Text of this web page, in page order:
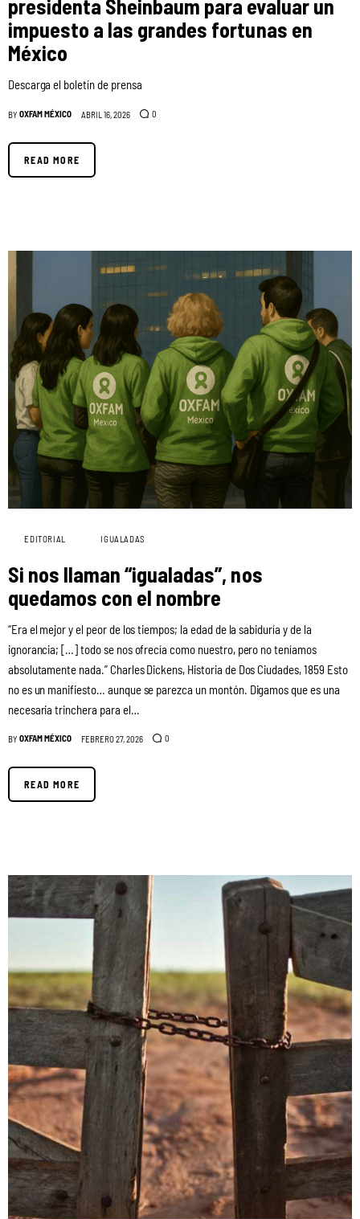
presidenta Sheinbaum para evaluar un
impuesto a las grandes fortunas en
México
Descarga el boletín de prensa
BY OXFAM MÉXICO ABRIL 16, 2026 0
READ MORE
EDITORIAL IGUALADAS
Si nos llaman “igualadas”, nos
quedamos con el nombre
“Era el mejor y el peor de los tiempos; la edad de la sabiduría y de la
ignorancia; […] todo se nos ofrecía como nuestro, pero no teníamos
absolutamente nada.” Charles Dickens, Historia de Dos Ciudades, 1859 Esto
no es un manifiesto… aunque se parezca un montón. Digamos que es una
necesaria trinchera para el…
BY OXFAM MÉXICO FEBRERO 27, 2026 0
READ MORE